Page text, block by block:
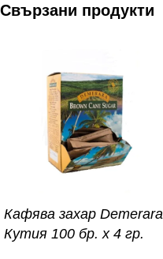
Свързани продукти
Кафява захар Demerara
Кутия 100 бр. x 4 гр.